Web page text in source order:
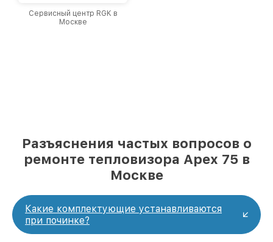
Сервисный центр RGK в
Москве
Разъяснения частых вопросов о
ремонте тепловизора Apex 75 в
Москве
Какие комплектующие устанавливаются
при починке?